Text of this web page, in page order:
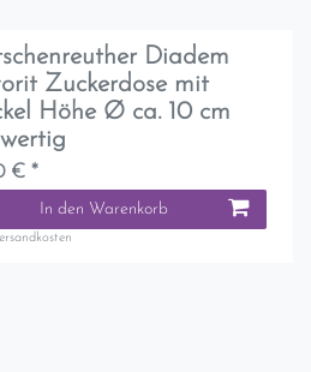
Diadem
Zuckerdose mit
Höhe Ø ca. 10 cm
€ *
In den Warenkorb